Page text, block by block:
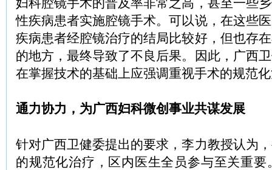
妇科腔镜手术的普及率非常之高，甚至一些
性疾病患者实施腔镜手术。可以说，在这些
疾病患者经腔镜治疗的结局比较好，但也存
的地方，最终导致了不良后果。因此，广西
在掌握技术的基础上应强调重视手术的规范
通力协力，为广西妇科微创事业共谋发展
针对广西卫健委提出的要求，李力教授认为
的规范化治疗，区内医生全员参与至关重要